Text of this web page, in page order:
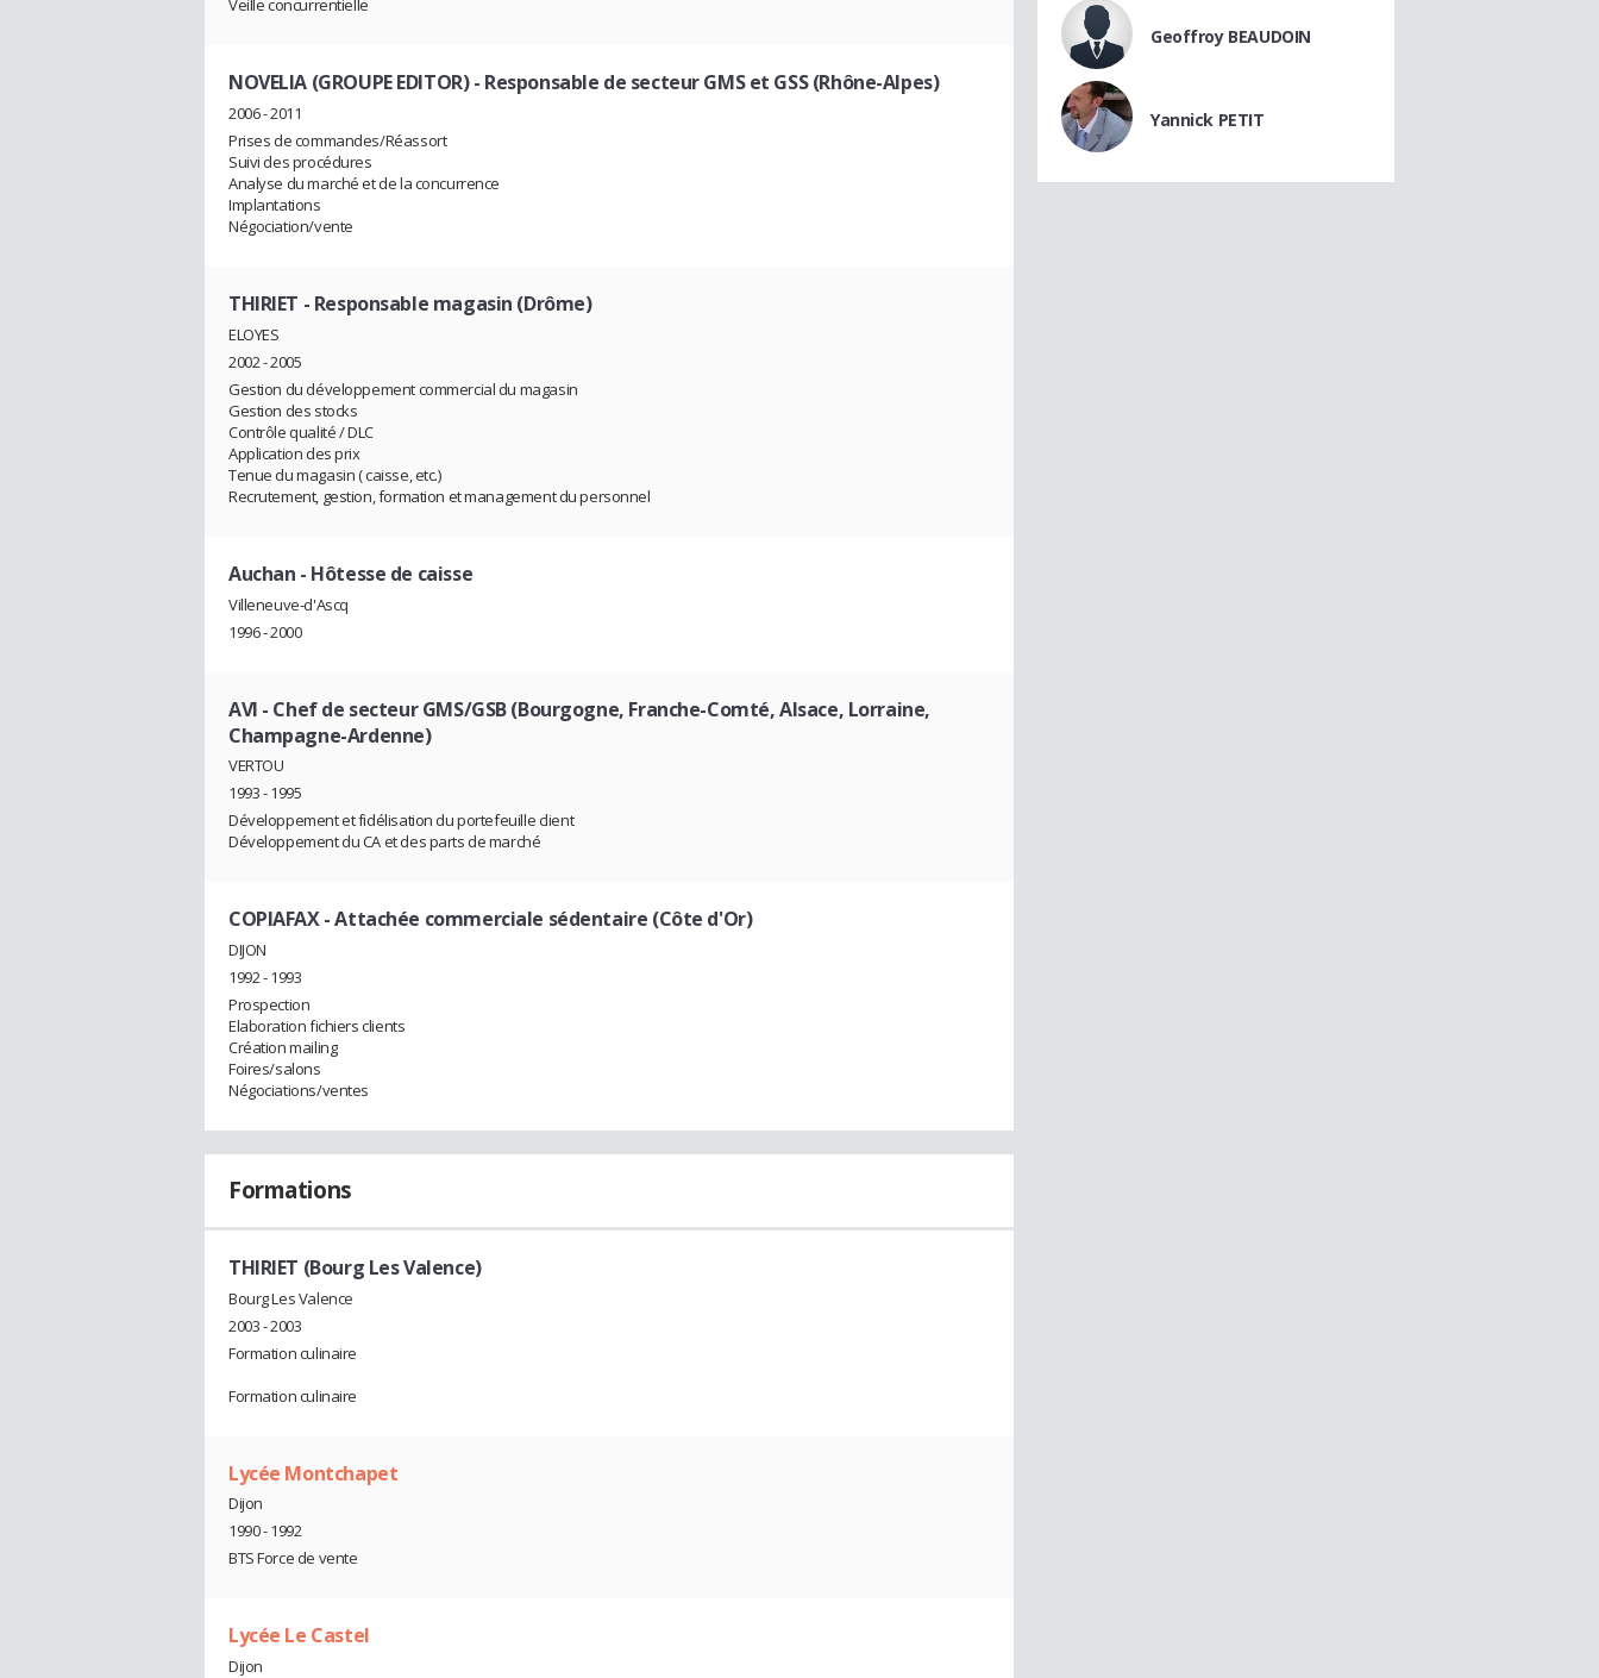
Veille concurrentielle
NOVELIA (GROUPE EDITOR)- Responsable de secteur GMS et GSS (Rhône-Alpes)
2006 - 2011
Prises de commandes/Réassort
Suivi des procédures
Analyse du marché et de la concurrence
Implantations
Négociation/vente
THIRIET - Responsable magasin (Drôme)
ELOYES
2002 - 2005
Gestion du développement commercial du magasin
Gestion des stocks
Contrôle qualité / DLC
Application des prix
Tenue du magasin ( caisse, etc.)
Recrutement, gestion, formation et management du personnel
Auchan - Hôtesse de caisse
Villeneuve-d'Ascq
1996 - 2000
AVI - Chef de secteur GMS/GSB (Bourgogne, Franche-Comté, Alsace, Lorraine,
Champagne-Ardenne)
VERTOU
1993 - 1995
Développement et fidélisation du portefeuille client
Développement du CA et des parts de marché
COPIAFAX- Attachée commerciale sédentaire (Côte d'Or)
DIJON
1992 - 1993
Prospection
Elaboration fichiers clients
Création mailing
Foires/salons
Négociations/ventes
Formations
THIRIET (Bourg Les Valence)
Bourg Les Valence
2003 - 2003
Formation culinaire
Formation culinaire
Lycée Montchapet
Dijon
1990 - 1992
BTS Force de vente
Lycée Le Castel
Dijon
Geoffroy BEAUDOIN
Yannick PETIT